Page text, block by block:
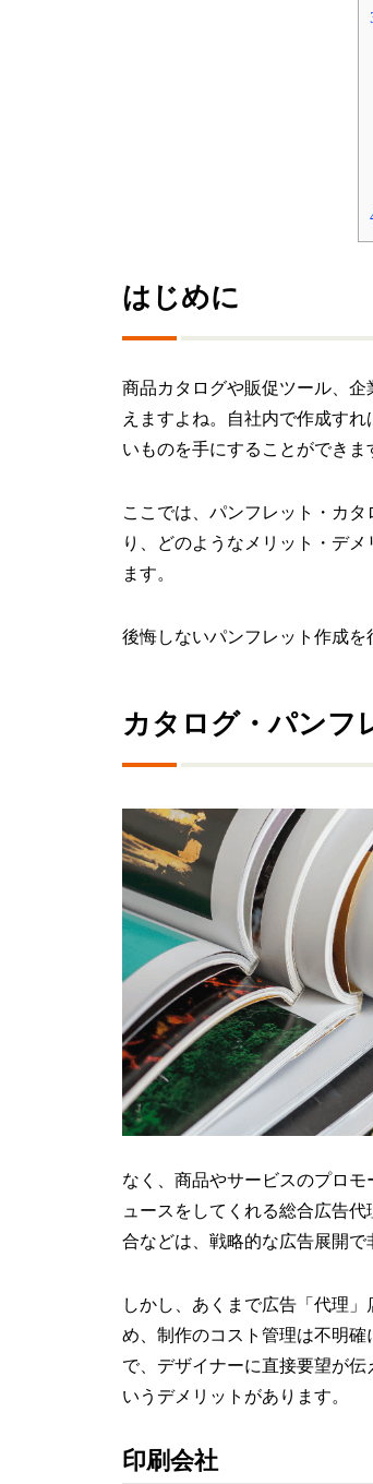
はじめに
商品カタログや販促ツール、
えますよね。自社内で作成す
いものを手にすることができま
ここでは、パンフレット・カ
り、どのようなメリット・デ
ます。
後悔しないパンフレット作成を
カタログ・パンフ
なく、商品やサービスのプロ
ュースをしてくれる総合広告
合などは、戦略的な広告展開で
しかし、あくまで広告「代理
め、制作のコスト管理は不明
で、デザイナーに直接要望が
いうデメリットがあります。
印刷会社